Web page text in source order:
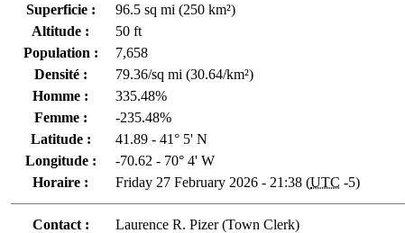
Superficie :
96.5 sq mi (250 km²)
Altitude :
50 ft
Population :
7,658
Densité :
79.36/sq mi (30.64/km²)
Homme :
335.48%
Femme :
-235.48%
Latitude :
41.89 - 41° 5' N
Longitude :
-70.62 - 70° 4' W
Horaire :
Friday 27 February 2026 - 21:38 (UTC -5)
Contact :
Laurence R. Pizer (Town Clerk)